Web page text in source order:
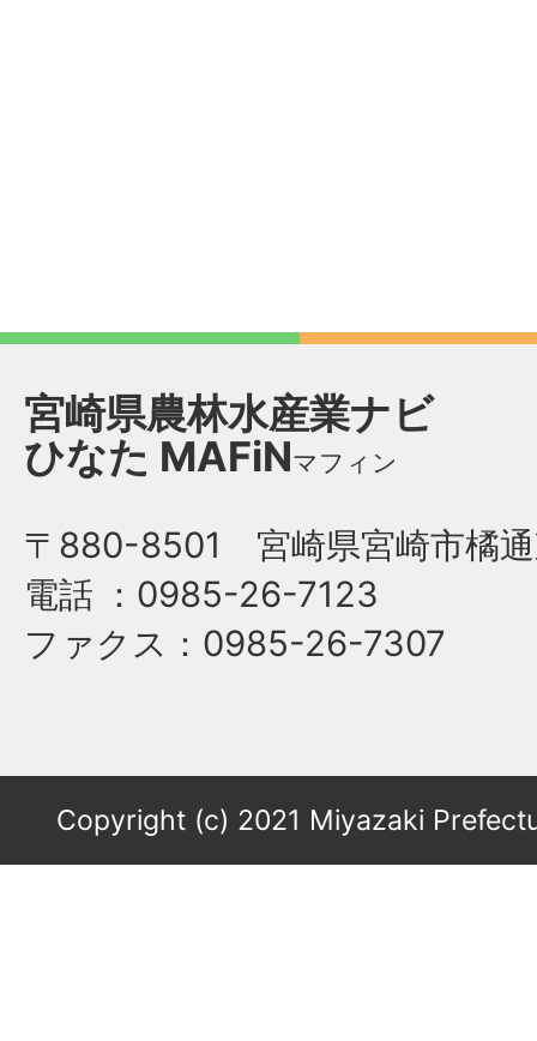
宮崎県農林水産業ナビ
ひなた MAFiNマフィン
〒880-8501 宮崎県宮崎市橘通
電話 ：0985-26-7123
ファクス ：0985-26-7307
Copyright (c) 2021 Miyazaki